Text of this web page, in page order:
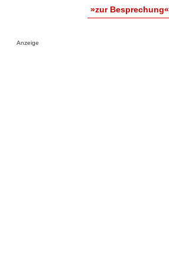
»zur Besprechung«
Anzeige